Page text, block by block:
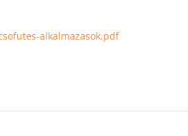
alkalmazasok.pdf